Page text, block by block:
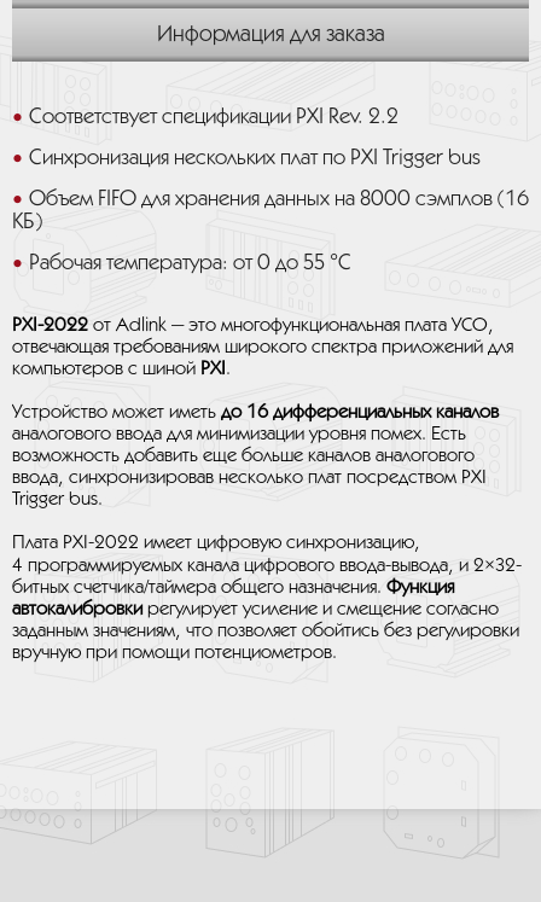
Информация для заказа
Соответствует спецификации PXI Rev. 2.2
Синхронизация нескольких плат по PXI Trigger bus
Объем FIFO для хранения данных на 8000 сэмплов (16
КБ)
Рабочая температура: от 0 до 55 °C
PXI-2022 от Adlink — это многофункциональная плата УСО,
отвечающая требованиям широкого спектра приложений для
компьютеров с шиной PXI .
Устройство может иметь до 16 дифференциальных каналов
аналогового ввода для минимизации уровня помех. Есть
возможность добавить еще больше каналов аналогового
ввода, синхронизировав несколько плат посредством PXI
Trigger bus.
Плата PXI-2022 имеет цифровую синхронизацию,
4 программируемых канала цифрового ввода-вывода, и 2×32-
битных счетчика/таймера общего назначения. Функция
автокалибровкирегулирует усиление и смещение согласно
заданным значениям, что позволяет обойтись без регулировки
вручную при помощи потенциометров.